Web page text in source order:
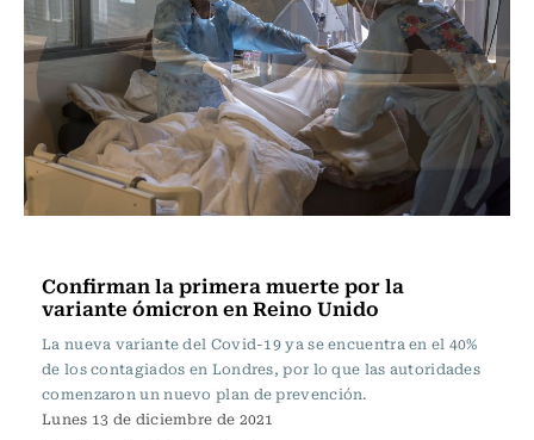
Confirman la primera muerte por la
variante ómicron en Reino Unido
La nueva variante del Covid-19 ya se encuentra en el 40%
de los contagiados en Londres, por lo que las autoridades
comenzaron un nuevo plan de prevención.
Lunes 13 de diciembre de 2021